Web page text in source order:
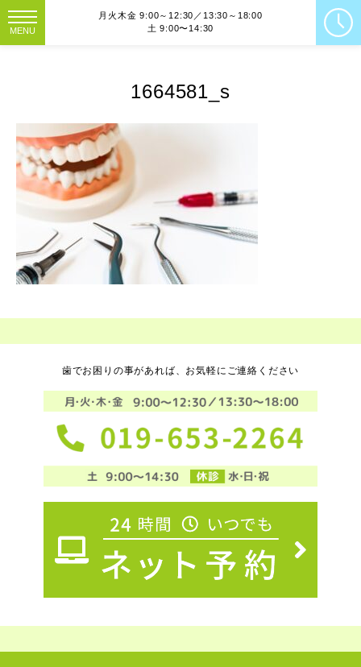
MENU
月火木金 9:00～12:30／13:30～18:00
土 9:00〜14:30
1664581_s
歯でお困りの事があれば、お気軽にご連絡ください